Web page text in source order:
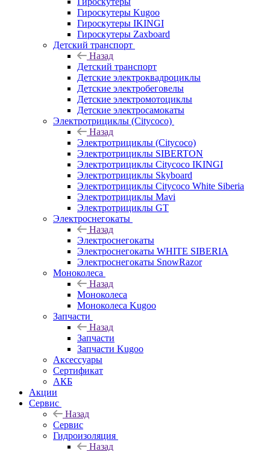
Гироскутеры Kugoo
Гироскутеры IKINGI
Гироскутеры Zaxboard
Детский транспорт
Назад
Детский транспорт
Детские электроквадроциклы
Детские электробеговелы
Детские электромотоциклы
Детские электросамокаты
Электротрициклы (Citycoco)
Назад
Электротрициклы (Citycoco)
Электротрициклы SIBERTON
Электротрициклы Citycoco IKINGI
Электротрициклы Skyboard
Электротрициклы Citycoco White Siberia
Электротрициклы Mavi
Электротрициклы GT
Электроснегокаты
Назад
Электроснегокаты
Электроснегокаты WHITE SIBERIA
Электроснегокаты SnowRazor
Моноколеса
Назад
Моноколеса
Моноколеса Kugoo
Запчасти
Назад
Запчасти
Запчасти Kugoo
Аксессуары
Сертификат
АКБ
Акции
Сервис
Назад
Сервис
Гидроизоляция
Назад